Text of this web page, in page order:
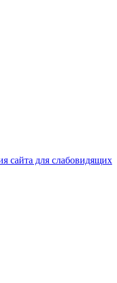
сайта для слабовидящих